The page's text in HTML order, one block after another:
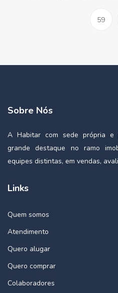
59
Sobre Nós
A Habitar com sede própria e
grande destaque no ramo
equipes distintas, em vendas,
Links
Quem somos
Atendimento
Quero alugar
Quero comprar
Colaboradores